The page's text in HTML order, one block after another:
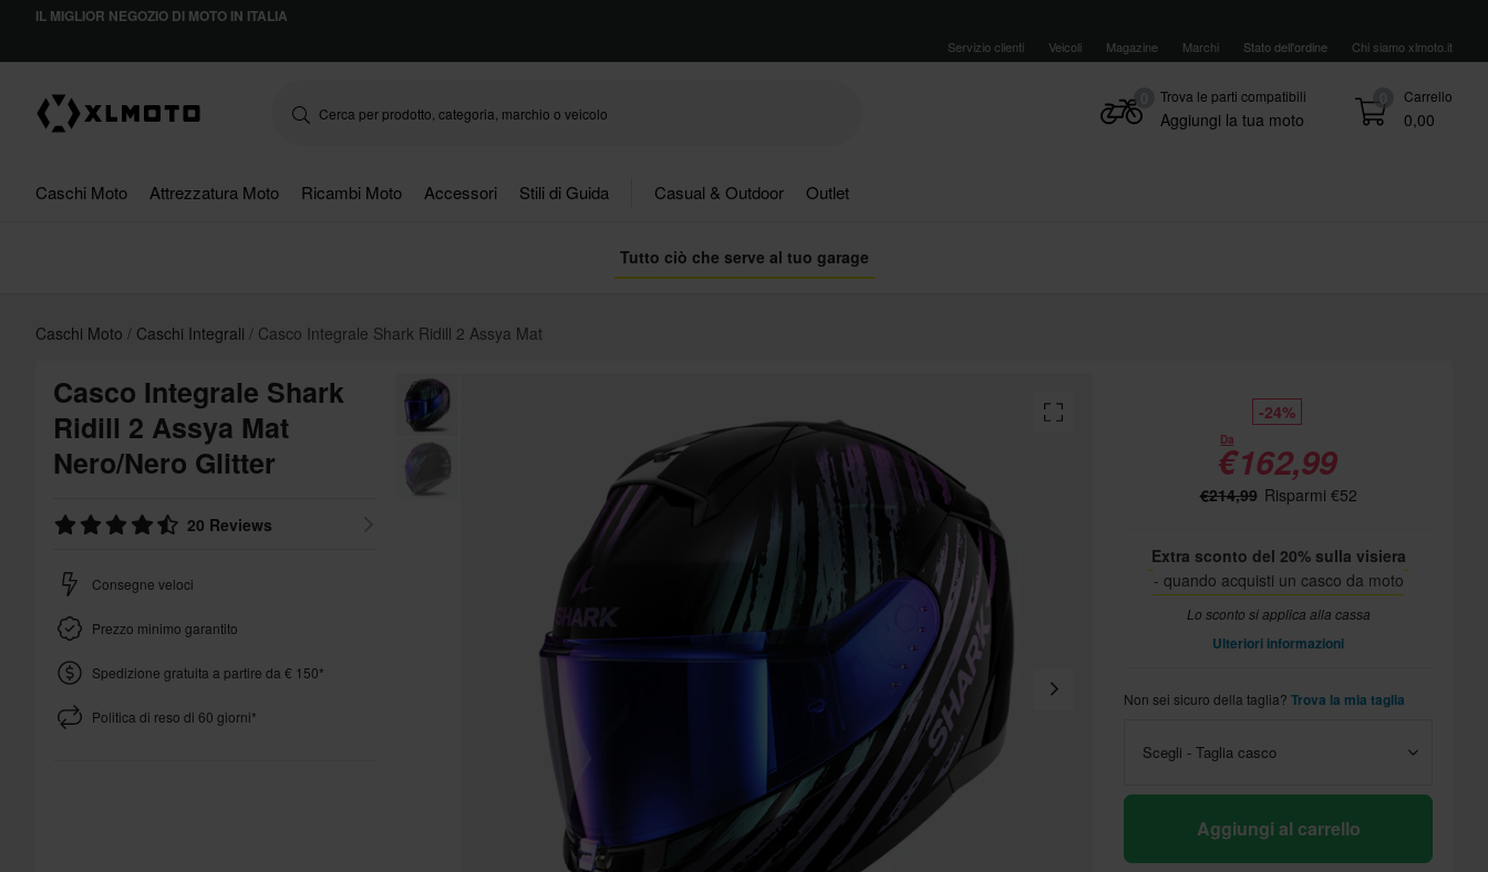
IL MIGLIOR NEGOZIO DI MOTO IN ITALIA
Servizio clienti Veicoli Magazine Marchi Stato dell'ordine Chi siamo xlmoto.it
0 Carrello
0,00
Trova le parti compatibili
Aggiungi la tua moto
Caschi Moto Attrezzatura Moto Ricambi Moto Accessori Stili di Guida Casual & Outdoor Outlet
Tutto ciò che serve al tuo garage
Caschi Moto Caschi Integrali Casco Integrale Shark Ridill 2 Assya Mat
Casco Integrale Shark
Ridill 2 Assya Mat
Nero/Nero Glitter
20 Reviews
Consegne veloci
Prezzo minimo garantito
Spedizione gratuita a partire da € 150*
Politica di reso di 60 giorni*
-24%
Da
€162,99
€214,99 Risparmi €52
Extra sconto del 20% sulla visiera
- quando acquisti un casco da moto
Lo sconto si applica alla cassa
Ulteriori informazioni
Non sei sicuro della taglia? Trova la mia taglia
Scegli - Taglia casco
Aggiungi al carrello